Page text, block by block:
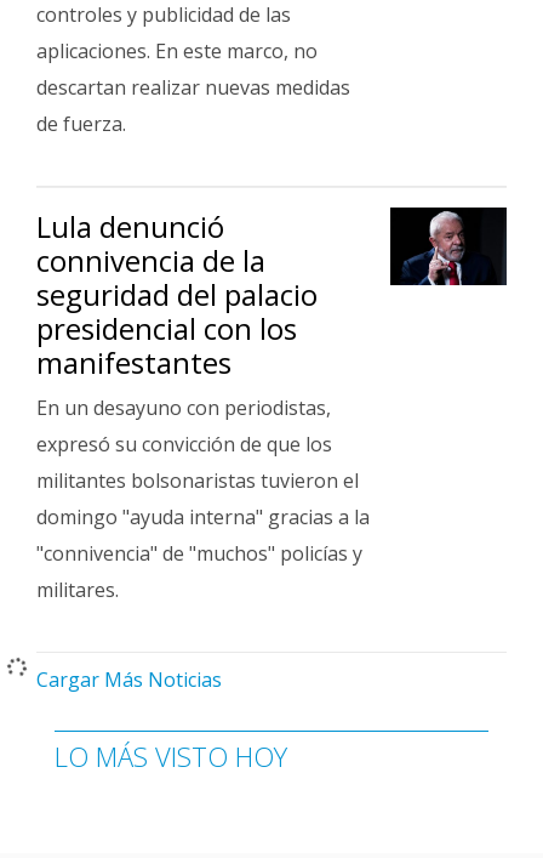
controles y publicidad de las
aplicaciones. En este marco, no
descartan realizar nuevas medidas
de fuerza.
Lula denunció
connivencia de la
seguridad del palacio
presidencial con los
manifestantes
En un desayuno con periodistas,
expresó su convicción de que los
militantes bolsonaristas tuvieron el
domingo "ayuda interna" gracias a la
"connivencia" de "muchos" policías y
militares.
Cargar Más Noticias
LO MÁS VISTO HOY